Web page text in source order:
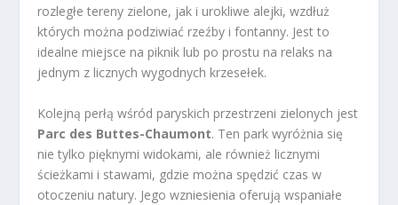
rozległe tereny zielone, jak i urokliwe alejki, wzdłuż
których można podziwiać rzeźby i fontanny. Jest to
idealne miejsce na piknik lub po prostu na relaks na
jednym z licznych wygodnych krzesełek.
Kolejną perłą wśród paryskich przestrzeni zielonych jest
Parc des Buttes-Chaumont. Ten park wyróżnia się
nie tylko pięknymi widokami, ale również licznymi
ścieżkami i stawami, gdzie można spędzić czas w
otoczeniu natury. Jego wzniesienia oferują wspaniałe